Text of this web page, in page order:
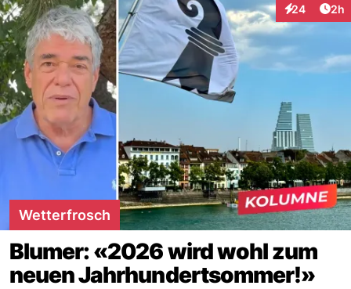
24
Interaktionen
2h
Wetterfrosch
Blumer: «2026 wird wohl zum
neuen Jahrhundertsommer!»